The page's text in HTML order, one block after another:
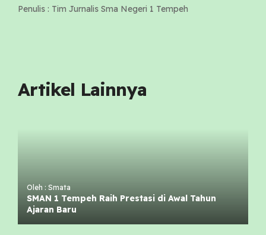
Penulis : Tim Jurnalis Sma Negeri 1 Tempeh
Artikel Lainnya
Oleh : Smata
SMAN 1 Tempeh Raih Prestasi di Awal Tahun
Ajaran Baru